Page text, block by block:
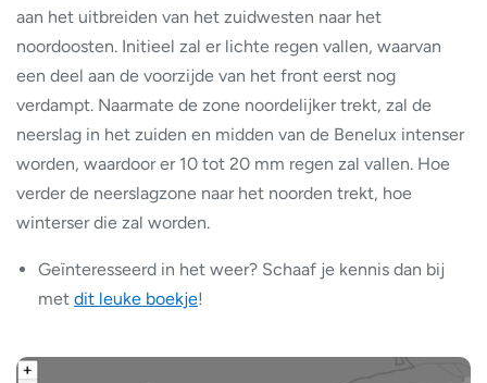
aan het uitbreiden van het zuidwesten naar het
noordoosten. Initieel zal er lichte regen vallen, waarvan
een deel aan de voorzijde van het front eerst nog
verdampt. Naarmate de zone noordelijker trekt, zal de
neerslag in het zuiden en midden van de Benelux intenser
worden, waardoor er 10 tot 20 mm regen zal vallen. Hoe
verder de neerslagzone naar het noorden trekt, hoe
winterser die zal worden.
Geïnteresseerd in het weer? Schaaf je kennis dan bij
met dit leuke boekje!